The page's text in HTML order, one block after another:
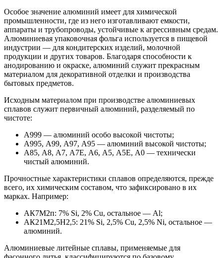
Особое значение алюминий имеет для химической
промышленности, где из него изготавливают емкости,
аппараты и трубопроводы, устойчивые к агрессивным средам.
Алюминиевая упаковочная фольга используется в пищевой
индустрии — для кондитерских изделий, молочной
продукции и других товаров. Благодаря способности к
анодированию и окраске, алюминий служит прекрасным
материалом для декоративной отделки и производства
бытовых предметов.
Исходным материалом при производстве алюминиевых
сплавов служит первичный алюминий, разделяемый по
чистоте:
А999 — алюминий особо высокой чистоты;
А995, А99, А97, А95 — алюминий высокой чистоты;
А85, А8, А7, А7Е, А6, А5, А5Е, А0 — технически
чистый алюминий.
Прочностные характеристики сплавов определяются, прежде
всего, их химическим составом, что зафиксировано в их
марках. Например:
АК7М2п: 7% Si, 2% Cu, остальное — Al;
АК21М2,5Н2,5: 21% Si, 2,5% Cu, 2,5% Ni, остальное —
алюминий.
Алюминиевые литейные сплавы, применяемые для